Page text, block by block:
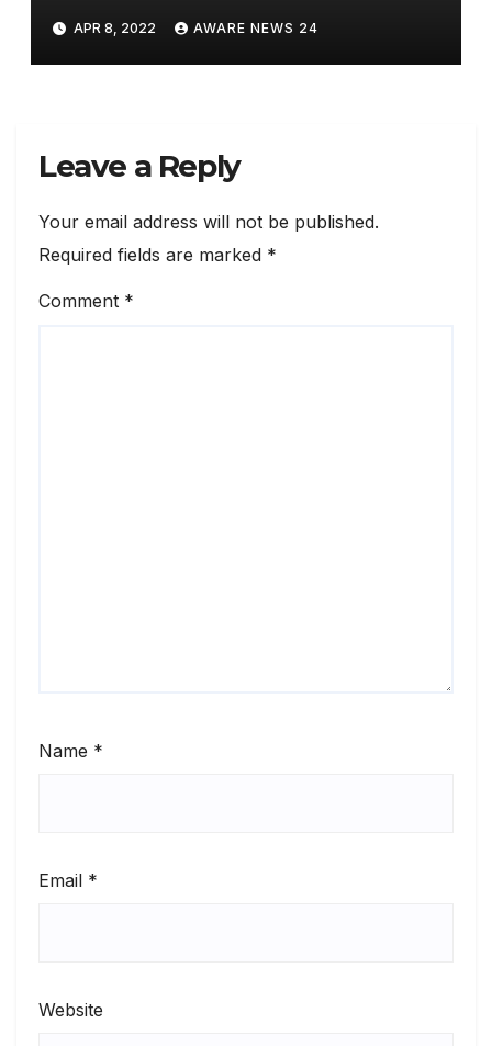
APR 8, 2022 AWARE NEWS 24
Leave a Reply
Your email address will not be published.
Required fields are marked *
Comment *
Name *
Email *
Website